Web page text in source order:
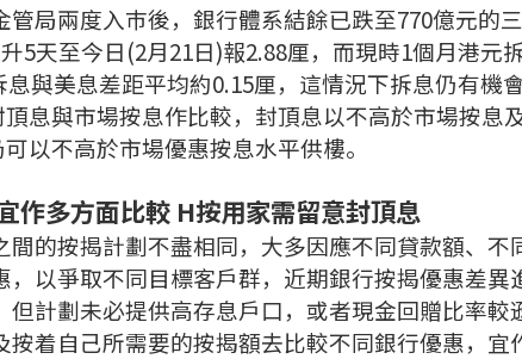
局兩度入巿後，銀行體系結餘已跌至770億元的
5天至今日(2月21日)報2.88厘，而現時1個月港元
與美息差距平均約0.15厘，這情況下拆息仍有機
息與市場按息作比較，封頂息以不高於市場按息
以不高於市場優惠按息水平供樓。
作多方面比較 H按用家需留意封頂息
的按揭計劃不盡相同，大多因應不同貸款額、不
以爭取不同目標客戶群，近期銀行按揭優惠差異
計劃未必提供高存息戶口，或者現金回贈比率較
着自己所需要的按揭額去比較不同銀行優惠，宜